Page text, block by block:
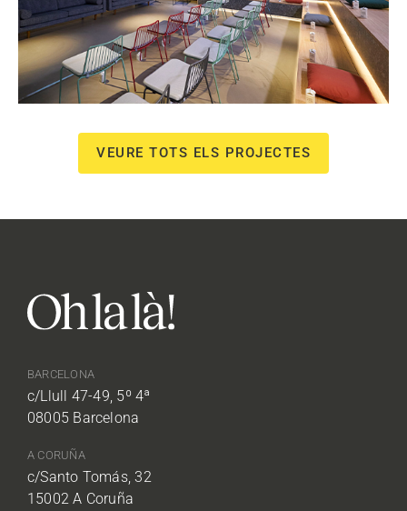
VEURE TOTS ELS PROJECTES
BARCELONA
c/Llull 47-49, 5º 4ª
08005 Barcelona
A CORUÑA
c/Santo Tomás, 32
15002 A Coruña